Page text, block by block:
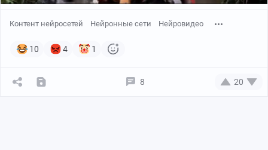
Контент нейросетей Нейронные сети Нейровидео
10 4 1
8 20